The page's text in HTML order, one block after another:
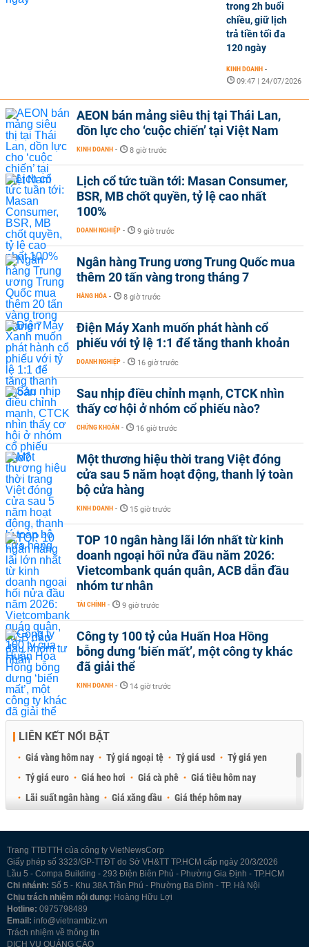
trong 2h buổi
chiều, giữ lịch
trả tiền tối đa
120 ngày
KINH DOANH -
09:47 | 24/07/2026
AEON bán mảng siêu thị tại Thái Lan,
dồn lực cho ‘cuộc chiến’ tại Việt Nam
KINH DOANH - 8 giờ trước
Lịch cổ tức tuần tới: Masan Consumer,
BSR, MB chốt quyền, tỷ lệ cao nhất
100%
DOANH NGHIỆP - 9 giờ trước
Ngân hàng Trung ương Trung Quốc mua
thêm 20 tấn vàng trong tháng 7
HÀNG HÓA - 8 giờ trước
Điện Máy Xanh muốn phát hành cổ
phiếu với tỷ lệ 1:1 để tăng thanh khoản
DOANH NGHIỆP - 16 giờ trước
Sau nhịp điều chỉnh mạnh, CTCK nhìn
thấy cơ hội ở nhóm cổ phiếu nào?
CHỨNG KHOÁN - 16 giờ trước
Một thương hiệu thời trang Việt đóng
cửa sau 5 năm hoạt động, thanh lý toàn
bộ cửa hàng
KINH DOANH - 15 giờ trước
TOP 10 ngân hàng lãi lớn nhất từ kinh
doanh ngoại hối nửa đầu năm 2026:
Vietcombank quán quân, ACB dẫn đầu
nhóm tư nhân
TÀI CHÍNH - 9 giờ trước
Công ty 100 tỷ của Huấn Hoa Hồng
bỗng dưng ‘biến mất’, một công ty khác
đã giải thể
KINH DOANH - 14 giờ trước
LIÊN KẾT NỔI BẬT
Giá vàng hôm nay Tỷ giá ngoại tệ Tỷ giá usd
Tỷ giá yen
Tỷ giá euro
Giá heo hơi Giá cà phê
Giá tiêu hôm nay
Lãi suất ngân hàng
Giá xăng dầu
Giá thép hôm nay
Trang TTĐTTH của công ty VietNewsCorp
Giấy phép số 3323/GP-TTĐT do Sở VH&TT TP.HCM cấp ngày 20/3/2026
Lầu 5 - Compa Building - 293 Điện Biên Phủ - Phường Gia Định - TP.HCM
Chi nhánh: Số 5 - Khu 38A Trần Phú - Phường Ba Đình - TP. Hà Nội
Chịu trách nhiệm nội dung: Hoàng Hữu Lợi
Hotline: 0975798489
Email: info@vietnambiz.vn
Trách nhiệm về thông tin
DỊCH VỤ QUẢNG CÁO